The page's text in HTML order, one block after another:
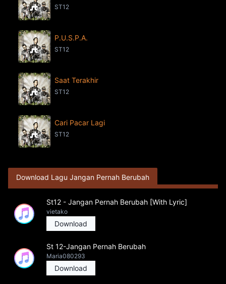
ST12
P.U.S.P.A.
ST12
Saat Terakhir
ST12
Cari Pacar Lagi
ST12
Download Lagu Jangan Pernah Berubah
St12 - Jangan Pernah Berubah [With Lyric]
vietako
Download
St 12-Jangan Pernah Berubah
Maria080293
Download